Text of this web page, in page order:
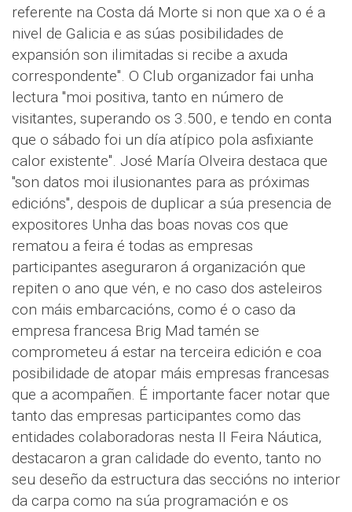
referente na Costa dá Morte si non que xa o é a
nivel de Galicia e as súas posibilidades de
expansión son ilimitadas si recibe a axuda
correspondente". O Club organizador fai unha
lectura "moi positiva, tanto en número de
visitantes, superando os 3.500, e tendo en conta
que o sábado foi un día atípico pola asfixiante
calor existente". José María Olveira destaca que
"son datos moi ilusionantes para as próximas
edicións", despois de duplicar a súa presencia de
expositores Unha das boas novas cos que
rematou a feira é todas as empresas
participantes aseguraron á organización que
repiten o ano que vén, e no caso dos asteleiros
con máis embarcacións, como é o caso da
empresa francesa Brig Mad tamén se
comprometeu á estar na terceira edición e coa
posibilidade de atopar máis empresas francesas
que a acompañen. É importante facer notar que
tanto das empresas participantes como das
entidades colaboradoras nesta II Feira Náutica,
destacaron a gran calidade do evento, tanto no
seu deseño da estructura das seccións no interior
da carpa como na súa programación e os